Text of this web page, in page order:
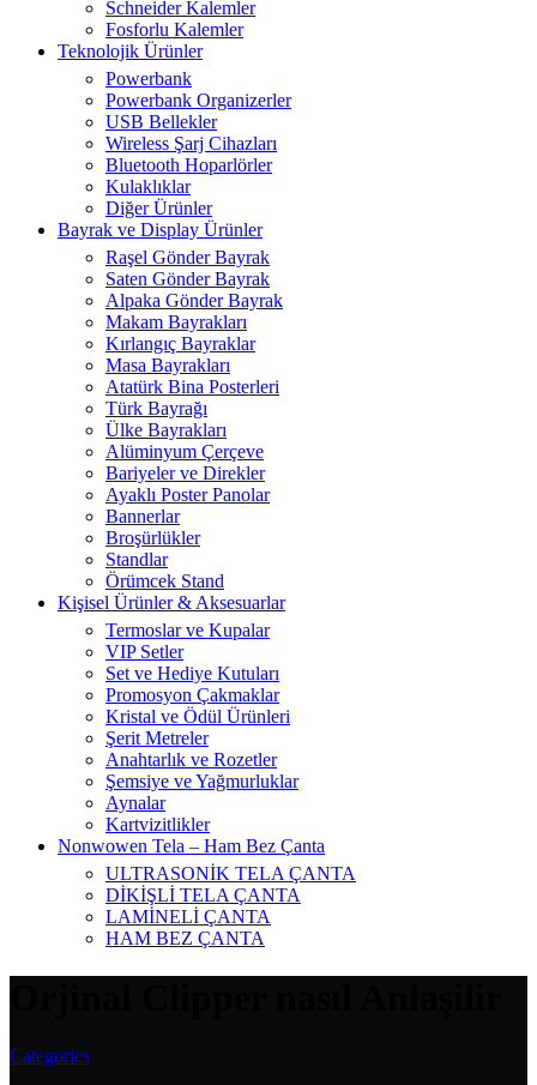
Schneider Kalemler
Fosforlu Kalemler
Teknolojik Ürünler
Powerbank
Powerbank Organizerler
USB Bellekler
Wireless Şarj Cihazları
Bluetooth Hoparlörler
Kulaklıklar
Diğer Ürünler
Bayrak ve Display Ürünler
Raşel Gönder Bayrak
Saten Gönder Bayrak
Alpaka Gönder Bayrak
Makam Bayrakları
Kırlangıç Bayraklar
Masa Bayrakları
Atatürk Bina Posterleri
Türk Bayrağı
Ülke Bayrakları
Alüminyum Çerçeve
Bariyeler ve Direkler
Ayaklı Poster Panolar
Bannerlar
Broşürlükler
Standlar
Örümcek Stand
Kişisel Ürünler & Aksesuarlar
Termoslar ve Kupalar
VIP Setler
Set ve Hediye Kutuları
Promosyon Çakmaklar
Kristal ve Ödül Ürünleri
Şerit Metreler
Anahtarlık ve Rozetler
Şemsiye ve Yağmurluklar
Aynalar
Kartvizitlikler
Nonwowen Tela – Ham Bez Çanta
ULTRASONİK TELA ÇANTA
DİKİŞLİ TELA ÇANTA
LAMİNELİ ÇANTA
HAM BEZ ÇANTA
Categories